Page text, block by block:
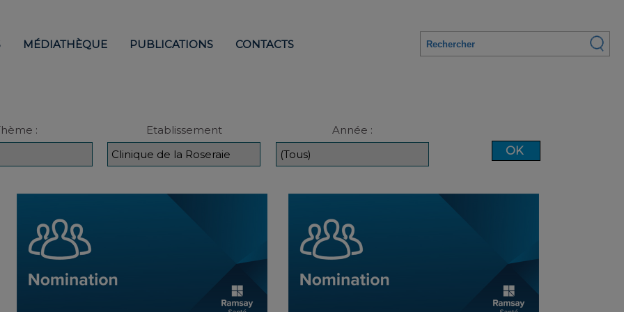
MÉDIATHÈQUE PUBLICATIONS CONTACTS
: Etablissement
Année :
OK